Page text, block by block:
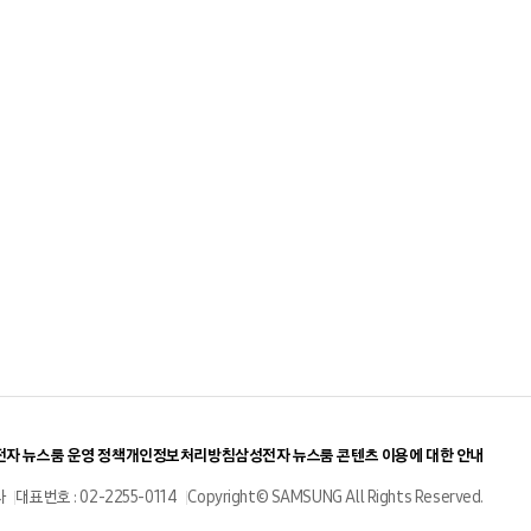
자 뉴스룸 운영 정책개인정보처리방침삼성전자 뉴스룸 콘텐츠 이용에 대한 안내
대표번호 : 02-2255-0114 Copyright© SAMSUNG All Rights Reserved.